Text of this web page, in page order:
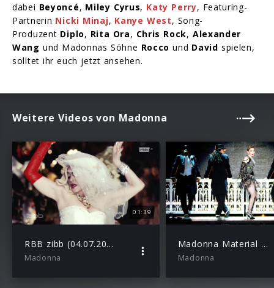
dabei Beyoncé, Miley Cyrus, Katy Perry, Featuring-
Partnerin Nicki Minaj, Kanye West, Song-
Produzent Diplo, Rita Ora, Chris Rock, Alexander
Wang und Madonnas Söhne Rocco und David spielen,
solltet ihr euch jetzt ansehen.
Weitere Videos von Madonna
01:39
RBB zibb (04.07.2019)
Madonna
Madonna Material Girl (Live – Rebel Heart Tour)
Madonna